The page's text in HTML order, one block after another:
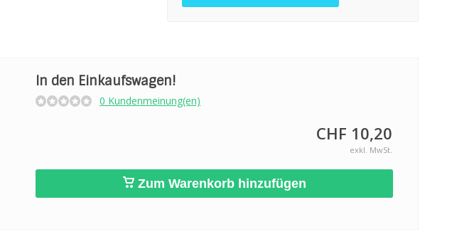
In den Einkaufswagen!
0 Kundenmeinung(en)
CHF 10,20
exkl. MwSt.
Zum Warenkorb hinzufügen